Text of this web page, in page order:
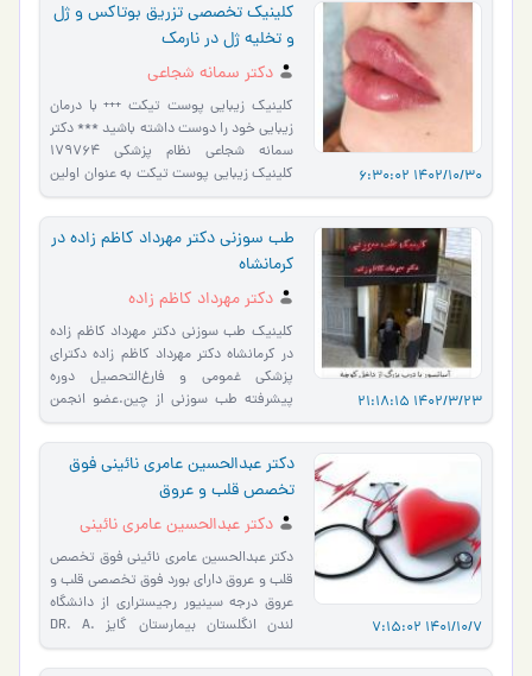
1402/10/30 6:30:02
کلینیک تخصصی تزریق بوتاکس و ژل
و تخلیه ژل در نارمک
دکتر سمانه شجاعی
کلینیک زیبایی پوست تیکت +++ با درمان
زیبایی خود را دوست داشته باشید *** دکتر
سمانه شجاعی نظام پزشکی 179764
کلینیک زیبایی پوست تیکت به عنوان اولین
مرکز با پیشرفته ترین دست…
1402/3/23 21:18:15
طب سوزنی دکتر مهرداد کاظم زاده در
کرمانشاه
دکتر مهرداد کاظم زاده
کلینیک طب سوزنی دکتر مهرداد کاظم زاده
در کرمانشاه دکتر مهرداد کاظم زاده دکترای
پزشکی غمومی و فارغ‌التحصیل دوره
پیشرفته طب سوزنی از چین.عضو انجمن
علمی طب سوزنی ای�…
1401/10/7 7:15:02
دکتر عبدالحسین عامری نائینی فوق
تخصص قلب و عروق
دکتر عبدالحسین عامری نائینی
دکتر عبدالحسین عامری نائینی فوق تخصص
قلب و عروق دارای بورد فوق تخصصی قلب و
عروق درجه سینیور رجیستراری از دانشگاه
لندن انگلستان بیمارستان گایز DR. A.
Aameri_Naaeeni Consultant Cardi…